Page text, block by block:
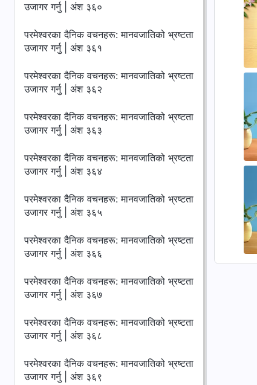
उजागर गर्नु | अंश ३६०
परमेश्‍वरका दैनिक वचनहरू: मानवजातिको भ्रष्टता
उजागर गर्नु | अंश ३६१
परमेश्‍वरका दैनिक वचनहरू: मानवजातिको भ्रष्टता
उजागर गर्नु | अंश ३६२
परमेश्‍वरका दैनिक वचनहरू: मानवजातिको भ्रष्टता
उजागर गर्नु | अंश ३६३
परमेश्‍वरका दैनिक वचनहरू: मानवजातिको भ्रष्टता
उजागर गर्नु | अंश ३६४
परमेश्‍वरका दैनिक वचनहरू: मानवजातिको भ्रष्टता
उजागर गर्नु | अंश ३६५
परमेश्‍वरका दैनिक वचनहरू: मानवजातिको भ्रष्टता
उजागर गर्नु | अंश ३६६
परमेश्‍वरका दैनिक वचनहरू: मानवजातिको भ्रष्टता
उजागर गर्नु | अंश ३६७
परमेश्‍वरका दैनिक वचनहरू: मानवजातिको भ्रष्टता
उजागर गर्नु | अंश ३६८
परमेश्‍वरका दैनिक वचनहरू: मानवजातिको भ्रष्टता
उजागर गर्नु | अंश ३६९